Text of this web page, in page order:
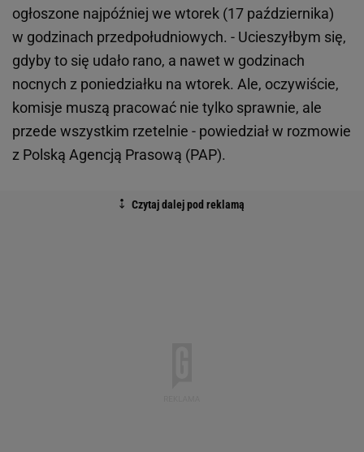
ogłoszone najpóźniej we wtorek (17 października)
w godzinach przedpołudniowych. - Ucieszyłbym się,
gdyby to się udało rano, a nawet w godzinach
nocnych z poniedziałku na wtorek. Ale, oczywiście,
komisje muszą pracować nie tylko sprawnie, ale
przede wszystkim rzetelnie - powiedział w rozmowie
z Polską Agencją Prasową (PAP).